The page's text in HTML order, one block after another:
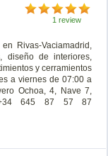
1 review
Rivas-Vaciamadrid,
diseño de interiores,
y cerramientos
a viernes de 07:00 a
Ochoa, 4, Nave 7,
+34 645 87 57 87